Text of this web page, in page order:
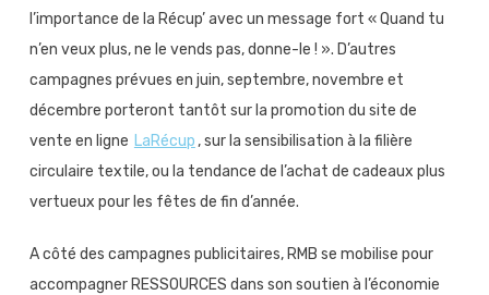
l’importance de la Récup’ avec un message fort « Quand tu
n’en veux plus, ne le vends pas, donne-le ! ». D’autres
campagnes prévues en juin, septembre, novembre et
décembre porteront tantôt sur la promotion du site de
vente en ligne LaRécup , sur la sensibilisation à la filière
circulaire textile, ou la tendance de l’achat de cadeaux plus
vertueux pour les fêtes de fin d’année.
A côté des campagnes publicitaires, RMB se mobilise pour
accompagner RESSOURCES dans son soutien à l’économie